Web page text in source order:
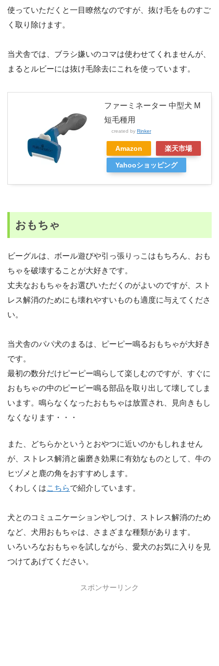
使っていただくと一目瞭然なのですが、抜け毛をものすご
く取り除けます。
当犬舎では、ブラシ嫌いのコマは使わせてくれませんが、
まるとルビーには抜け毛除去にこれを使っています。
ファーミネーター 中型犬 M
短毛種用
created by Rinker
Amazon 楽天市場
Yahooショッピング
おもちゃ
ビーグルは、ボール遊びや引っ張りっこはもちろん、おも
ちゃを破壊することが大好きです。
丈夫なおもちゃをお選びいただくのがよいのですが、スト
レス解消のためにも壊れやすいものも適度に与えてくださ
い。
当犬舎のパパ犬のまるは、ピーピー鳴るおもちゃが大好き
です。
最初の数分だけピーピー鳴らして楽しむのですが、すぐに
おもちゃの中のピーピー鳴る部品を取り出して壊してしま
います。鳴らなくなったおもちゃは放置され、見向きもし
なくなります・・・
また、どちらかというとおやつに近いのかもしれません
が、ストレス解消と歯磨き効果に有効なものとして、牛の
ヒヅメと鹿の角をおすすめします。
くわしくはこちらで紹介しています。
犬とのコミュニケーションやしつけ、ストレス解消のため
など、犬用おもちゃは、さまざまな種類があります。
いろいろなおもちゃを試しながら、愛犬のお気に入りを見
つけてあげてください。
スポンサーリンク